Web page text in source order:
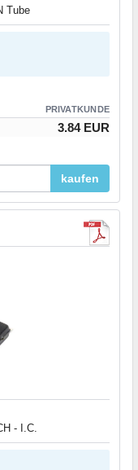
Tube
PRIVATKUNDE
3.84 EUR
kaufen
- I.C.